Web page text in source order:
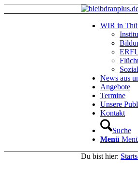
WIR in
News aus
Angebote
Termine
Unsere
Kontakt
Suche
Menü
Du bist hier: